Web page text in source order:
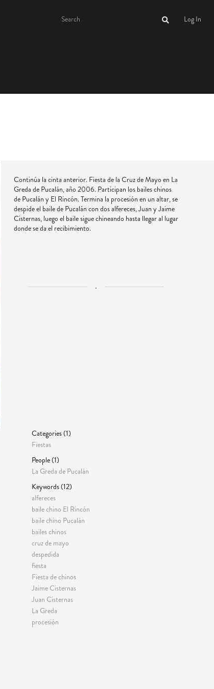
Log In
Continúa la cinta anterior. Fiesta de la Cruz de Mayo en La
Greda de Pucalán, año 2006. Participan los bailes chinos
de Pucalán y El Rincón. Termina la procesión en un altar, se
despide el baile de Pucalán con dos alfereces, Juan y Jaime
Cisternas, luego el baile sigue chineando hasta llegar al lugar
donde se da el recibimiento.
.
Categories (1)
Fiestas
People (1)
La Greda de Pucalán
Keywords (12)
alfereces
baile chino El Rincón
baile chino Pucalán
bailes chinos
cruz de mayo
despedida
fiesta
Fiesta de chinos
Jaime Cisternas
Juan Cisternas
La Greda
procesión